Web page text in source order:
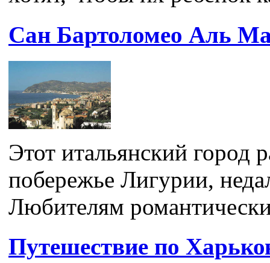
Сан Бартоломео Аль
Этот итальянский город
побережье Лигурии,
Любителям
Путешествие по